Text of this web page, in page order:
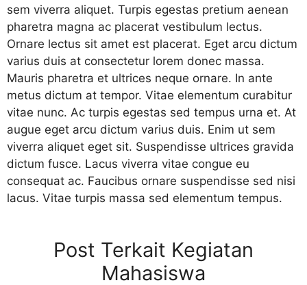
sem viverra aliquet. Turpis egestas pretium aenean
pharetra magna ac placerat vestibulum lectus.
Ornare lectus sit amet est placerat. Eget arcu dictum
varius duis at consectetur lorem donec massa.
Mauris pharetra et ultrices neque ornare. In ante
metus dictum at tempor. Vitae elementum curabitur
vitae nunc. Ac turpis egestas sed tempus urna et. At
augue eget arcu dictum varius duis. Enim ut sem
viverra aliquet eget sit. Suspendisse ultrices gravida
dictum fusce. Lacus viverra vitae congue eu
consequat ac. Faucibus ornare suspendisse sed nisi
lacus. Vitae turpis massa sed elementum tempus.
Post Terkait Kegiatan
Mahasiswa